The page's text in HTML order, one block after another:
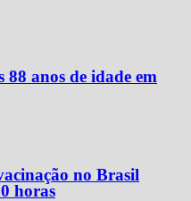
anos de idade em
no Brasil
horas